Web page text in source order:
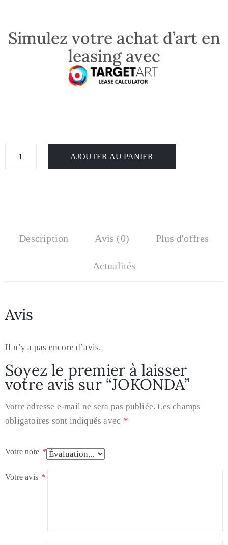
Simulez votre achat d’art en
leasing avec
AJOUTER AU PANIER
Description Avis (0) Plus d'offres
Actualités
Avis
Il n’y a pas encore d’avis.
Soyez le premier à laisser
votre avis sur “JOKONDA”
Votre adresse e-mail ne sera pas publiée. Les champs
obligatoires sont indiqués avec *
Votre note *
Votre avis *